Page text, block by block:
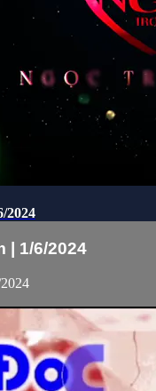
2024
| 1/6/2024